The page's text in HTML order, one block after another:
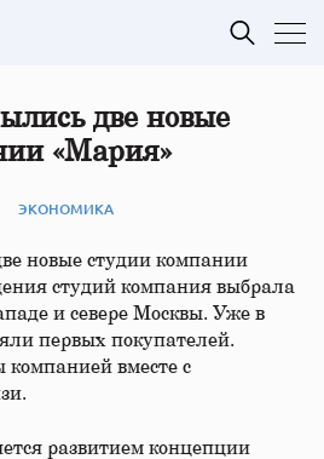
две новые
«Мария»
ЭКОНОМИКА
новые студии компании
студий компания выбрала
и севере Москвы. Уже в
первых покупателей.
компанией вместе с
развитием концепции